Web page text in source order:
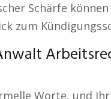
Schärfe können
zum
Worte, und